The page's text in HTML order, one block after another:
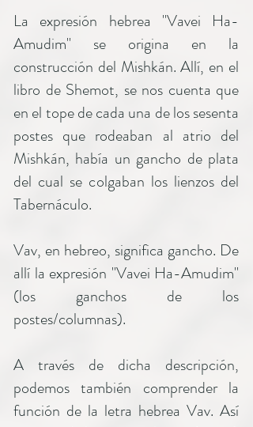
La expresión hebrea "Vavei Ha-
Amudim" se origina en la
construcción del Mishkán. Allí, en el
libro de Shemot, se nos cuenta que
en el tope de cada una de los sesenta
postes que rodeaban al atrio del
Mishkán, había un gancho de plata
del cual se colgaban los lienzos del
Tabernáculo.
Vav, en hebreo, significa gancho. De
allí la expresión "Vavei Ha-Amudim"
(los ganchos de los
postes/columnas).
A través de dicha descripción,
podemos también comprender la
función de la letra hebrea Vav. Así